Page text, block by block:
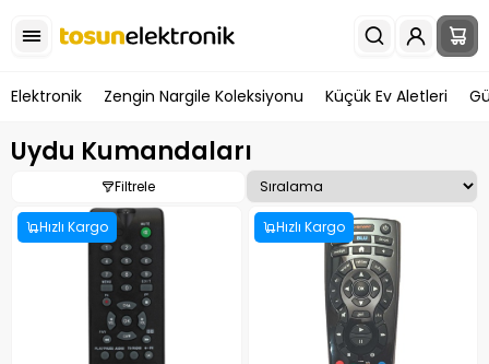
Elektronik Zengin Nargile Koleksiyonu Küçük Ev Aletleri
Uydu Kumandaları
Filtrele
Hızlı Kargo Hızlı Kargo